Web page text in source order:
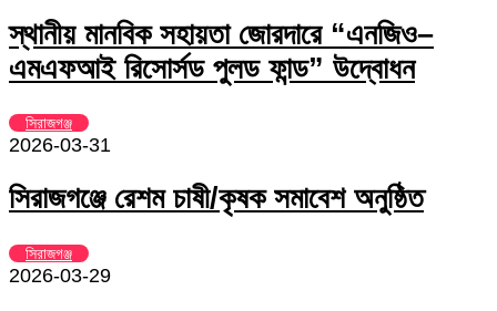
স্থানীয় মানবিক সহায়তা জোরদারে “এনজিও–
এমএফআই রিসোর্সড পুলড ফান্ড” উদ্বোধন
সিরাজগঞ্জ
2026-03-31
সিরাজগঞ্জে রেশম চাষী/কৃষক সমাবেশ অনুষ্ঠিত
সিরাজগঞ্জ
2026-03-29